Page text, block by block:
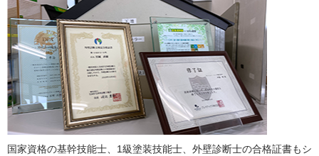
国家資格の基幹技能士、1級塗装技能士、外壁診断士の合格証書もシ